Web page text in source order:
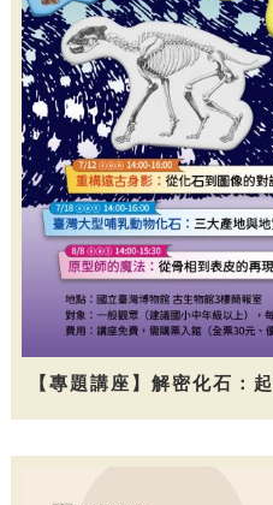
【專題講座】解密化石：